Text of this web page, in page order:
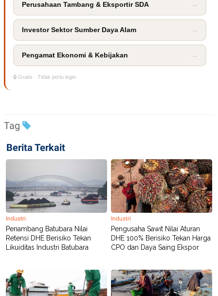
Perusahaan Tambang & Eksportir SDA →
Investor Sektor Sumber Daya Alam →
Pengamat Ekonomi & Kebijakan →
🔒 Gratis · Tidak perlu login
Tag
Berita Terkait
Industri
Penambang Batubara Nilai
Retensi DHE Berisiko Tekan
Likuiditas Industri Batubara
Industri
Pengusaha Sawit Nilai Aturan
DHE 100% Berisiko Tekan Harga
CPO dan Daya Saing Ekspor